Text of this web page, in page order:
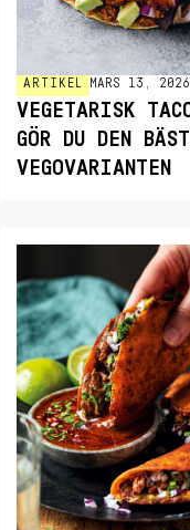
ARTIKEL MARS 13, 2026
VEGETARISK
GÖR DU DEN
VEGOVARIANTEN